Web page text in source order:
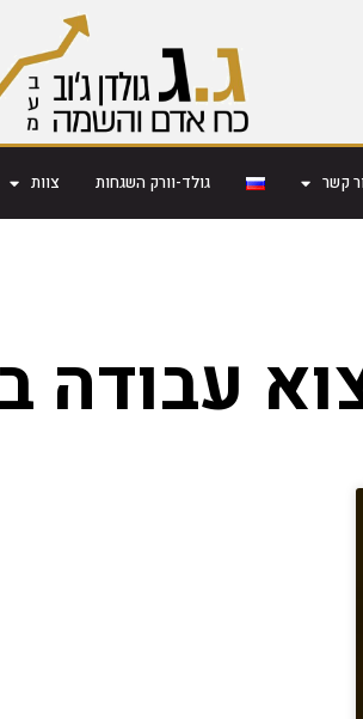
קשר גולד-וורק השגחות צוות
עבודה